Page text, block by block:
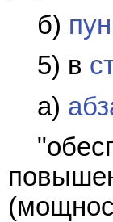
б)
5) в
а)